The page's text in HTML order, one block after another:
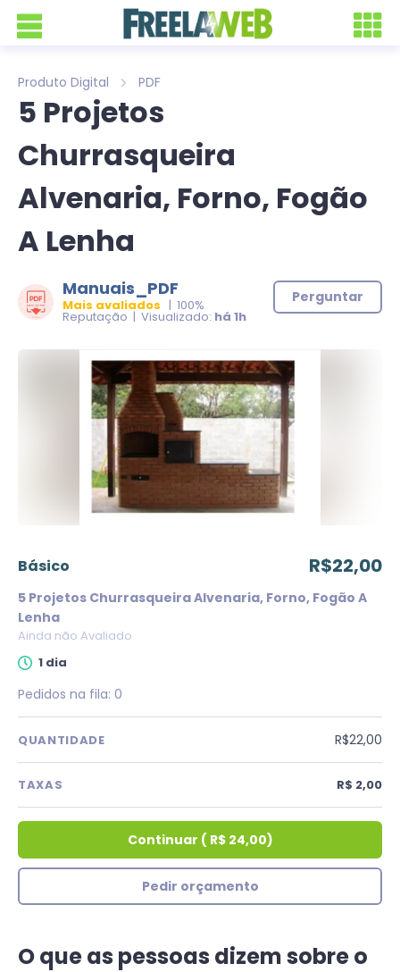
Produto Digital PDF
5 Projetos
Churrasqueira
Alvenaria, Forno, Fogão
A Lenha
Manuais_PDF
Mais avaliados | 100%
Reputação | Visualizado: há 1h
Perguntar
básico R$22,00
5 Projetos Churrasqueira Alvenaria, Forno, Fogão A
Lenha
Ainda não Avaliado
1 dia
Pedidos na fila: 0
QUANTIDADE R$22,00
TAXAS R$ 2,00
Continuar ( R$ 24,00)
Pedir orçamento
O que as pessoas dizem sobre o